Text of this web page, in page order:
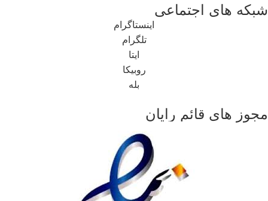
شبکه های اجتماعی
اینستاگرام
تلگرام
ایتا
روبیکا
بله
مجوز های قائم رایان